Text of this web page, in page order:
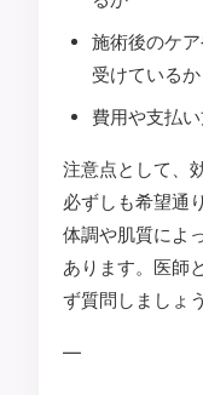
施術後のケ
受けているか
費用や支払
注意点として、
必ずしも希望通
体調や肌質によ
あります。医師
ず質問しましょう
—